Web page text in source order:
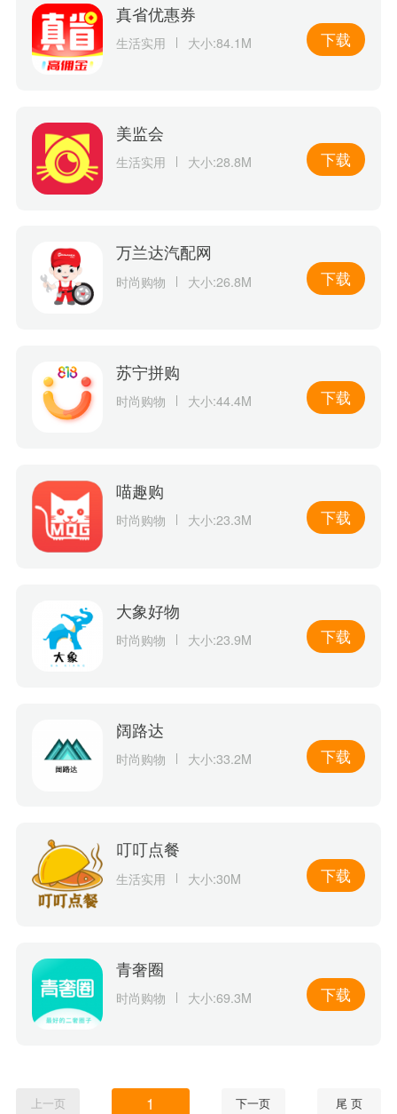
真省优惠券
生活实用 大小:84.1M 下载
美监会
生活实用 大小:28.8M 下载
万兰达汽配网
时尚购物 大小:26.8M 下载
苏宁拼购
时尚购物 大小:44.4M 下载
喵趣购
时尚购物 大小:23.3M 下载
大象好物
时尚购物 大小:23.9M 下载
阔路达
时尚购物 大小:33.2M 下载
叮叮点餐
生活实用 大小:30M 下载
青奢圈
时尚购物 大小:69.3M 下载
上一页 1 下一页 尾 页